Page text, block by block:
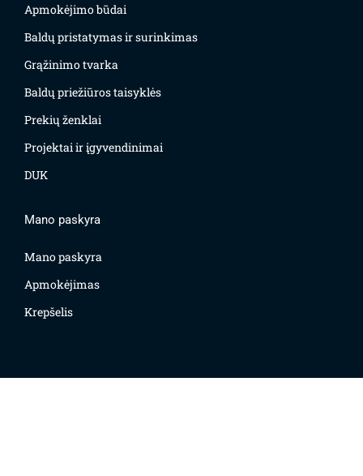
Apmokėjimo būdai
Baldų pristatymas ir surinkimas
Grąžinimo tvarka
Baldų priežiūros taisyklės
Prekių ženklai
Projektai ir įgyvendinimai
DUK
Mano paskyra
Mano paskyra
Apmokėjimas
Krepšelis